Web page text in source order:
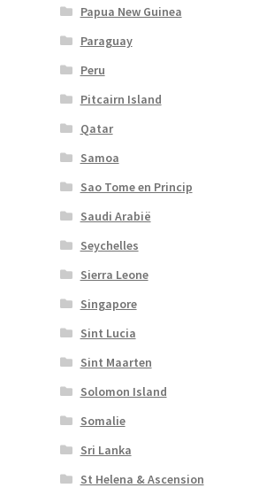
Papua New Guinea
Paraguay
Peru
Pitcairn Island
Qatar
Samoa
Sao Tome en Princip
Saudi Arabië
Seychelles
Sierra Leone
Singapore
Sint Lucia
Sint Maarten
Solomon Island
Somalie
Sri Lanka
St Helena & Ascension